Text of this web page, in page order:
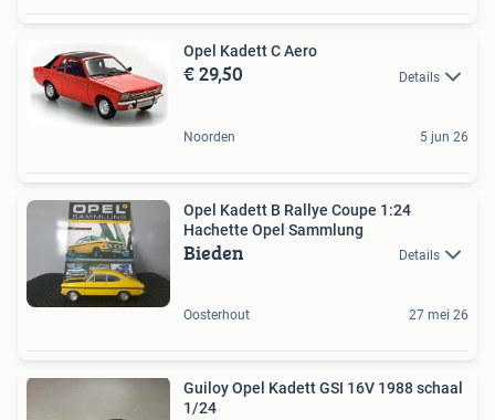
Opel Kadett C Aero
€ 29,50 Details
Noorden 5 jun 26
Opel Kadett B Rallye Coupe 1:24
Hachette Opel Sammlung
Bieden Details
Oosterhout 27 mei 26
Guiloy Opel Kadett GSI 16V 1988 schaal
1/24